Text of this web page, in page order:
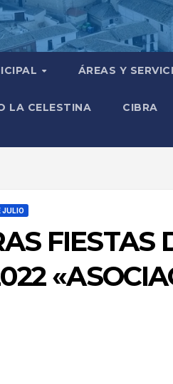
ÁREAS Y
LA CELESTINA CIBRA
JULIO
FIESTAS